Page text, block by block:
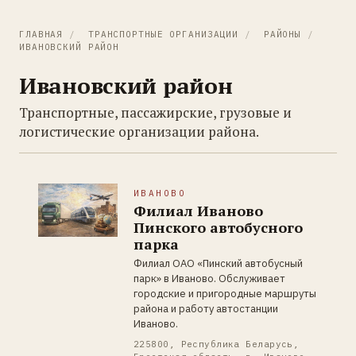
ГЛАВНАЯ / ТРАНСПОРТНЫЕ ОРГАНИЗАЦИИ / РАЙОНЫ
/
ИВАНОВСКИЙ РАЙОН
Ивановский район
Транспортные, пассажирские, грузовые и
логистические организации района.
ИВАНОВО
Филиал Иваново
Пинского автобусного
парка
Филиал ОАО «Пинский автобусный
парк» в Иваново. Обслуживает
городские и пригородные маршруты
района и работу автостанции
Иваново.
225800, Республика Беларусь,